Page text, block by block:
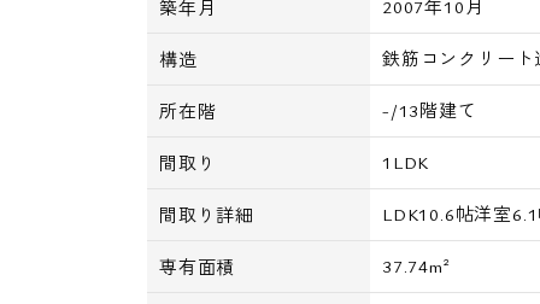
築年月 2007年10月
構造 鉄筋コンクリート
所在階 -/13階建て
間取り 1LDK
間取り詳細 LDK10.6帖洋室
専有面積 37.74m²